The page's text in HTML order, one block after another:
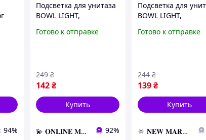
94%
Подсветка для унитаза
BOWL LIGHT,
подсветка для унитаза,
Готово к отправке
142₴
249 ₴
Купить
💫 𝐎𝐍𝐋𝐈𝐍𝐄 𝐌𝐀𝐑𝐊𝐄𝐓 💫 – Актуальные товары по самым выгодным ценам! 92%
Подсветка для
BOWL LIGHT,
подсветка для
Готово к отправке
139₴
244 ₴
Купить
🔆 𝐍𝐄𝐖 𝐌𝐀𝐑𝐊𝐄𝐓 🔆 – Продукция премиум-класса от официального представителя!